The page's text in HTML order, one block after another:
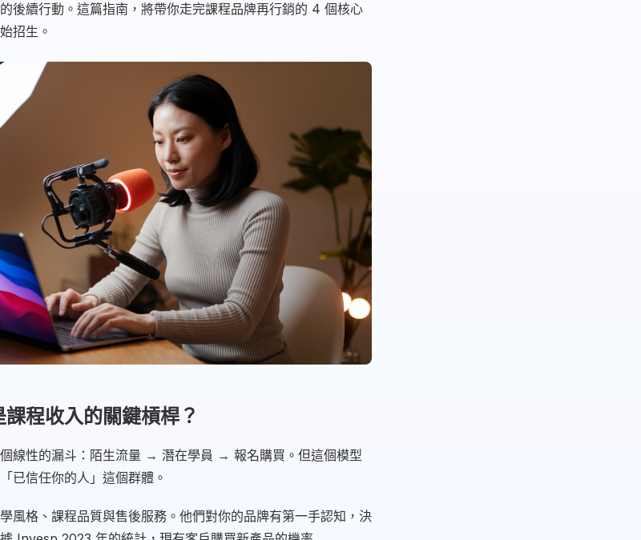
後續行動。這篇指南，將帶你走完課程品牌再行銷的 4 個核心
招生。
程收入的關鍵槓桿？
線性的漏斗：陌生流量 → 潛在學員 → 報名購買。但這個模型
信任你的人」這個群體。
風格、課程品質與售後服務。他們對你的品牌有第一手認知，決